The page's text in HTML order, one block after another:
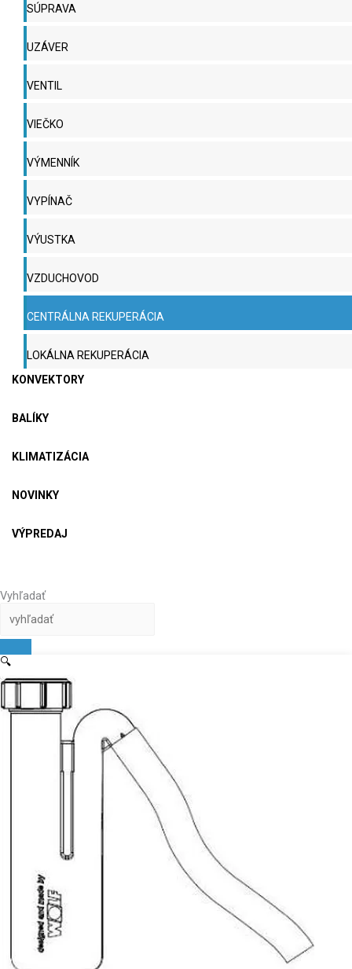
SÚPRAVA
UZÁVER
VENTIL
VIEČKO
VÝMENNÍK
VYPÍNAČ
VÝUSTKA
VZDUCHOVOD
CENTRÁLNA REKUPERÁCIA
LOKÁLNA REKUPERÁCIA
KONVEKTORY
BALÍKY
KLIMATIZÁCIA
NOVINKY
VÝPREDAJ
Vyhľadať
🔍